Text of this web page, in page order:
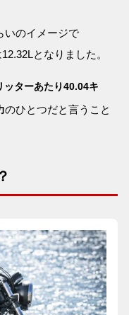
いのイメージで
となりました。
ッターあたり40.04キ
のひとつだと言うこと